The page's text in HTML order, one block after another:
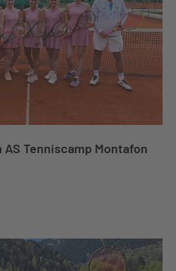
Tenniscamp Montafon